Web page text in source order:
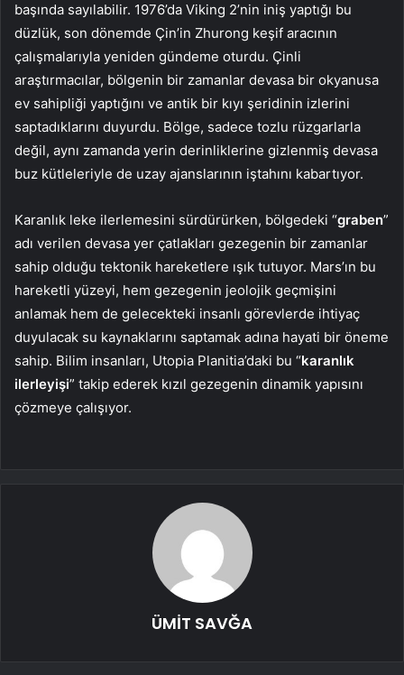
başında sayılabilir. 1976’da Viking 2’nin iniş yaptığı bu
düzlük, son dönemde Çin’in Zhurong keşif aracının
çalışmalarıyla yeniden gündeme oturdu. Çinli
araştırmacılar, bölgenin bir zamanlar devasa bir okyanusa
ev sahipliği yaptığını ve antik bir kıyı şeridinin izlerini
saptadıklarını duyurdu. Bölge, sadece tozlu rüzgarlarla
değil, aynı zamanda yerin derinliklerine gizlenmiş devasa
buz kütleleriyle de uzay ajanslarının iştahını kabartıyor.
Karanlık leke ilerlemesini sürdürürken, bölgedeki “graben”
adı verilen devasa yer çatlakları gezegenin bir zamanlar
sahip olduğu tektonik hareketlere ışık tutuyor. Mars’ın bu
hareketli yüzeyi, hem gezegenin jeolojik geçmişini
anlamak hem de gelecekteki insanlı görevlerde ihtiyaç
duyulacak su kaynaklarını saptamak adına hayati bir öneme
sahip. Bilim insanları, Utopia Planitia’daki bu “karanlık
ilerleyişi” takip ederek kızıl gezegenin dinamik yapısını
çözmeye çalışıyor.
ÜMİT SAVĞA